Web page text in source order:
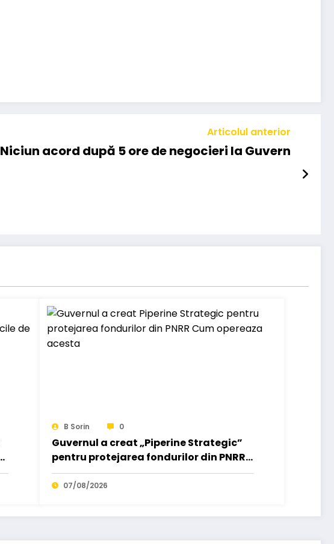
Articolul anterior
Niciun acord după 5 ore de negocieri la Guvern
B Sorin 0
Guvernul a creat „Piperine Strategic”
pentru protejarea fondurilor din PNRR.
Cum operează acesta.
07/08/2026